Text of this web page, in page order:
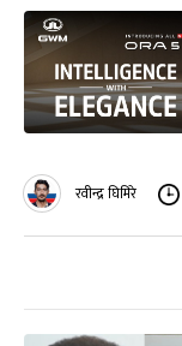
रवीन्द्र घिमिरे